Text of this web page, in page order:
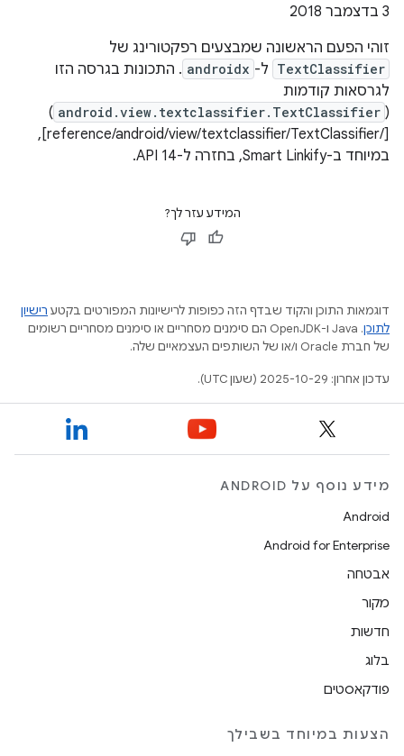
3 בדצמבר 2018
זוהי הפעם הראשונה שמבצעים רפקטורינג של
TextClassifier ל- androidx . התכונות בגרסה הזו
לגרסאות קודמות
(
android.view.textclassifier.TextClassifier
)
[/reference/android/view/textclassifier/TextClassifier],
במיוחד ב-Smart Linkify, בחזרה ל-API 14.
המידע עזר לך?
דוגמאות התוכן והקוד שבדף הזה כפופות לרישיונות המפורטים בקטע רישיון
לתוכן
.‏ Java ו-OpenJDK הם סימנים מסחריים או סימנים מסחריים רשומים
של חברת Oracle ו/או של השותפים העצמאיים שלה.
עדכון אחרון: 2025-10-29 (שעון UTC).
מידע נוסף על ANDROID
Android
Android for Enterprise
אבטחה
מקור
חדשות
בלוג
פודקאסטים
הצעות במיוחד בשבילך